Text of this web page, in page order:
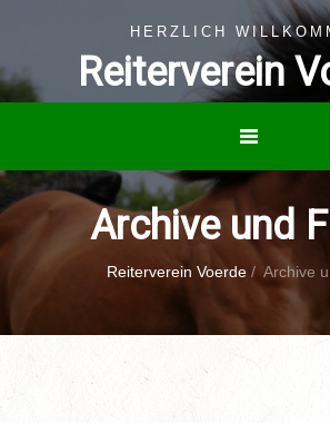
HERZLICH
Reiterverein
Archive und
Reiterverein Voerde / Archive